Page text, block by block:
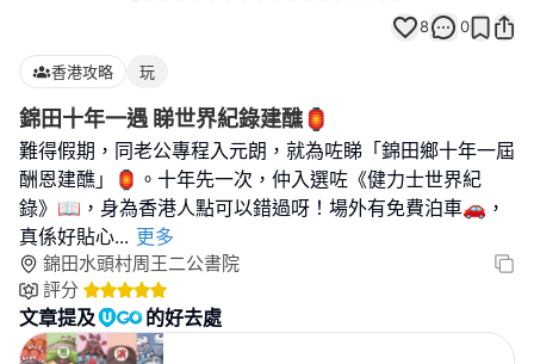
8 0
香港攻略 玩
錦田十年一遇 睇世界紀錄建醮🏮
難得假期，同老公專程入元朗，就為咗睇「錦田鄉十年一屆
酬恩建醮」🏮。十年先一次，仲入選咗《健力士世界紀
錄》📖，身為香港人點可以錯過呀！場外有免費泊車🚗，
真係好貼心... 更多
錦田水頭村周王二公書院
評分
文章提及 的好去處